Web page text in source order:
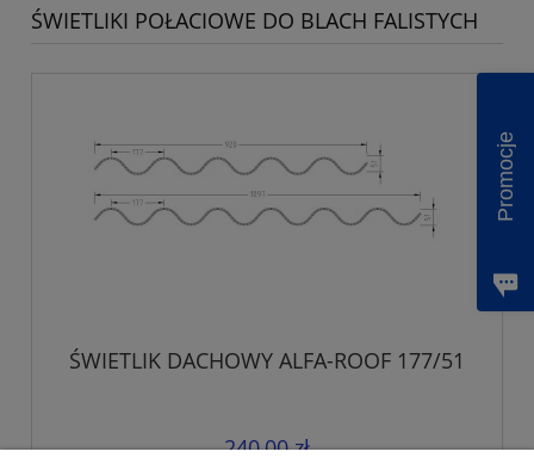
ŚWIETLIKI POŁACIOWE DO BLACH FALISTYCH
ŚWIETLIK DACHOWY ALFA-ROOF 177/51
240,00 zł
Promocje